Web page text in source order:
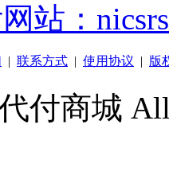
站：
| 联系方式 | 使用协议 | 版
付商城